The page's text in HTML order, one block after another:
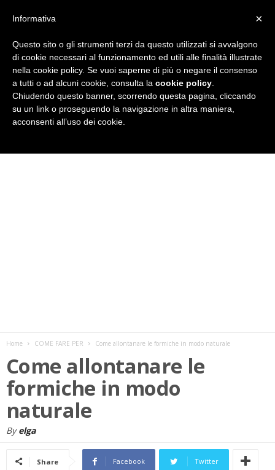
i
Home COME FARE PER Come allontanare le formiche in modo naturale
Come allontanare le
formiche in modo
naturale
By elga
Share Facebook Twitter
×
Informativa
Questo sito o gli strumenti terzi da questo utilizzati si avvalgono
di cookie necessari al funzionamento ed utili alle finalità illustrate
nella cookie policy. Se vuoi saperne di più o negare il consenso
a tutti o ad alcuni cookie, consulta la cookie policy
Chiudendo questo banner, scorrendo questa pagina, cliccando
su un link o proseguendo la navigazione in altra maniera,
acconsenti all’uso dei cookie.